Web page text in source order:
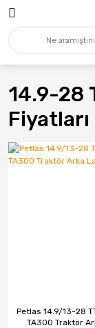
14.9-28
Petlas 14.9/13-28
TA300 Traktör